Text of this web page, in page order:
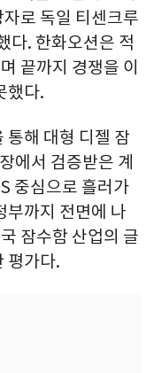
로 독일 티센크루
다. 한화오션은 적
끝까지 경쟁을 이
했다.
통해 대형 디젤 잠
에서 검증받은 계
중심으로 흘러가
부까지 전면에 나
잠수함 산업의 글
평가다.